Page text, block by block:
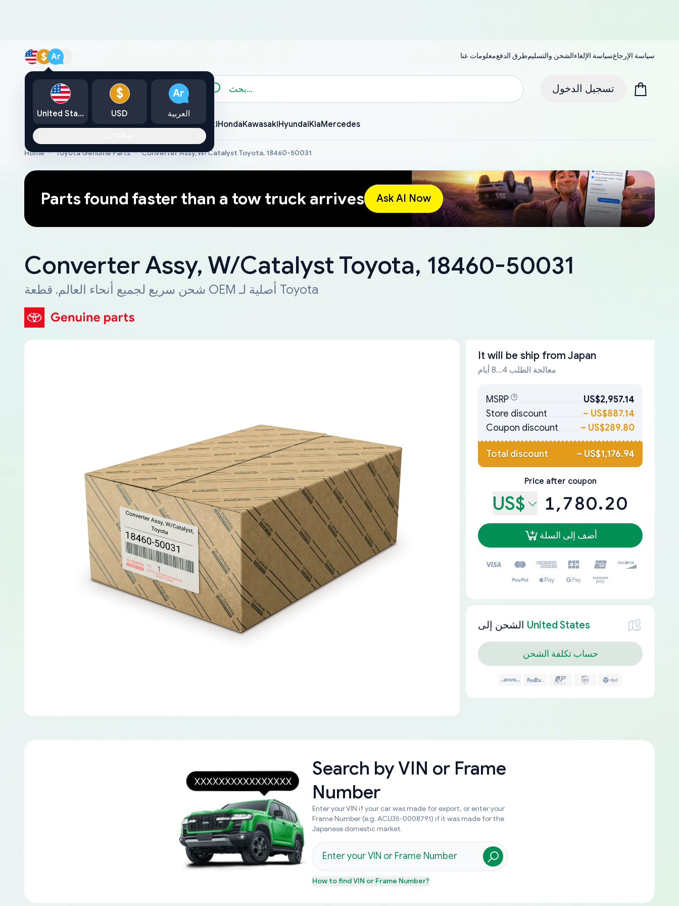
$ Ar معلومات عناطرق الدفعالشحن والتسليمسياسة الإلغاءسياسة الإرجاع
الكتالوج تسجيل الدخول
ToyotaLexusNissanMazdaMitsubishiYamahaSuzukiHondaKawasakiHyundaiKiaMercedes
Home Toyota Genuine Parts Converter Assy, W/Catalyst Toyota, 18460-50031
Parts found faster than a tow truck arrives Ask AI Now
Converter Assy, W/Catalyst Toyota, 18460-50031
شحن سريع لجميع أنحاء العالم. قطعة OEM أصلية لـ Toyota
It will be ship from Japan
معالجة الطلب 4...8 أيام
MSRP
US$2,957.14
Store discount
– US$887.14
Coupon discount
– US$289.80
Total discount – US$1,176.94
Price after coupon
US$ 1,780.20
أضف إلى السلة
الشحن إلى United States
حساب تكلفة الشحن
Search byVIN or Frame
Number
Enter your VIN if your car was made for export, or enter your
Frame Number (e.g. ACU35-0008791) if it was made for the
Japanese domestic market.
How to findVIN or Frame Number?
United States
$
USD
Ar
العربية